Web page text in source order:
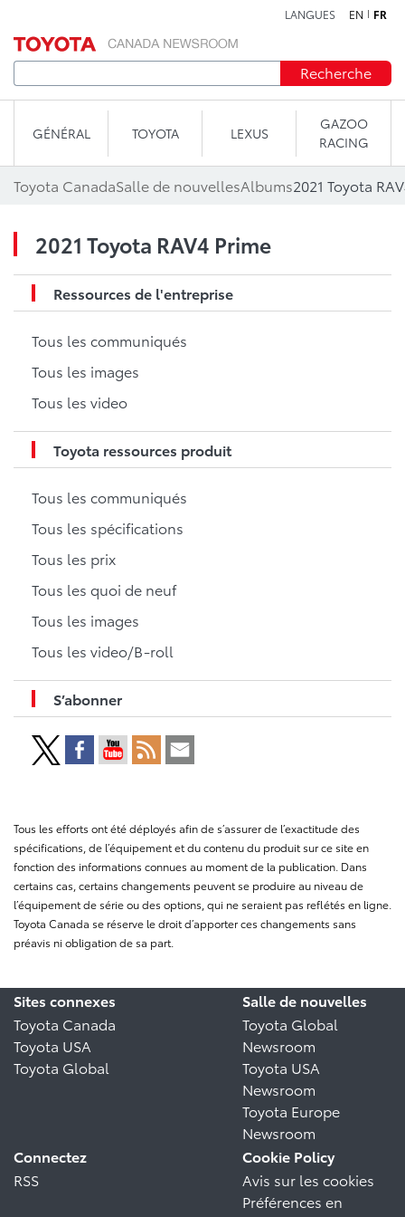
LANGUES EN FR
Recherche
GÉNÉRAL TOYOTA LEXUS
GAZOO
RACING
Toyota CanadaSalle de nouvellesAlbums2021 Toyota
2021 Toyota RAV4 Prime
Ressources de l'entreprise
Tous les communiqués
Tous les images
Tous les video
Toyota ressources produit
Tous les communiqués
Tous les spécifications
Tous les prix
Tous les quoi de neuf
Tous les images
Tous les video/B-roll
S’abonner
Tous les efforts ont été déployés afin de s’assurer de l’exactitude des
spécifications, de l’équipement et du contenu du produit sur ce site en
fonction des informations connues au moment de la publication. Dans
certains cas, certains changements peuvent se produire au niveau de
l’équipement de série ou des options, qui ne seraient pas reflétés en ligne.
Toyota Canada se réserve le droit d’apporter ces changements sans
préavis ni obligation de sa part.
Sites connexes
Toyota Canada
Toyota USA
Toyota Global
Salle de nouvelles
Toyota Global
Newsroom
Toyota USA
Newsroom
Toyota Europe
Newsroom
Connectez
RSS
Cookie Policy
Avis sur les cookies
Préférences en